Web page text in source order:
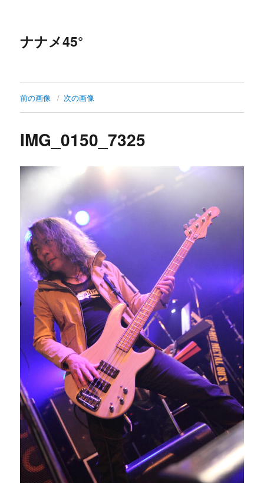
ナナメ45°
前の画像 次の画像
IMG_0150_7325